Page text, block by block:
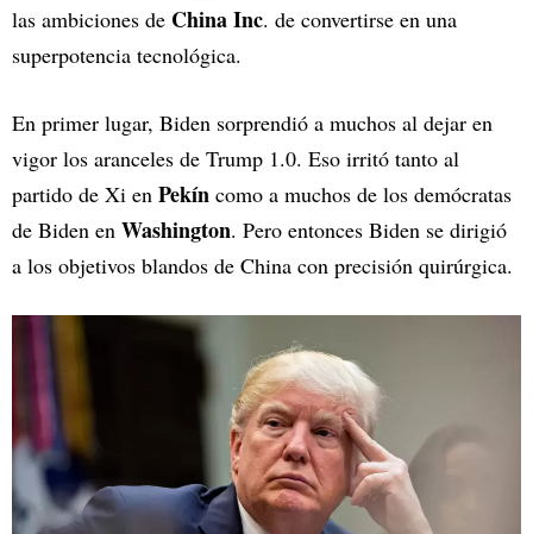
las ambiciones de China Inc. de convertirse en una
superpotencia tecnológica.
En primer lugar, Biden sorprendió a muchos al dejar en
vigor los aranceles de Trump 1.0. Eso irritó tanto al
partido de Xi en Pekín como a muchos de los demócratas
de Biden en Washington. Pero entonces Biden se dirigió
a los objetivos blandos de China con precisión quirúrgica.